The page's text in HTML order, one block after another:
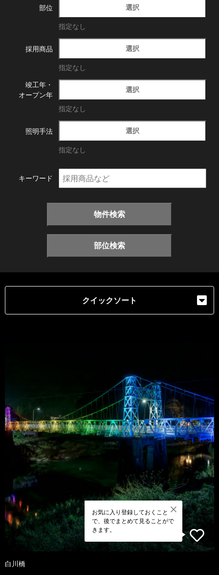
部位 選択
指定なし
採用商品 選択
指定なし
竣工年・
オープン年
選択
指定なし
照明手法 選択
指定なし
キーワード
物件検索
部位検索
クイックソート
お気に入り登録しておくこと
で、後でまとめて見ることがで
きます。
白川橋